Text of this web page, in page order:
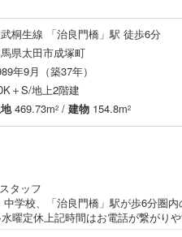
桐生線 「治良門橋」駅 徒歩6分
県太田市成塚町
年9月（築37年）
＋S/地上2階建
469.73m2 / 建物 154.8m2
タッフ
学校、「治良門橋」駅が歩6分圏
曜定休上記時間はお電話が繋がり
愛媛 高知
長崎
利根郡みなかみ町
邑楽郡明和町
邑楽郡邑楽町
新田木崎町(2
新田村田町
平屋・1階建て
（1）
角地（0）
保存した条件を見る